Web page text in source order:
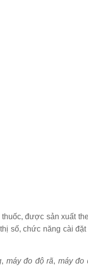
được sản xuất
số, chức năng cài
, máy đo độ rã, máy đo